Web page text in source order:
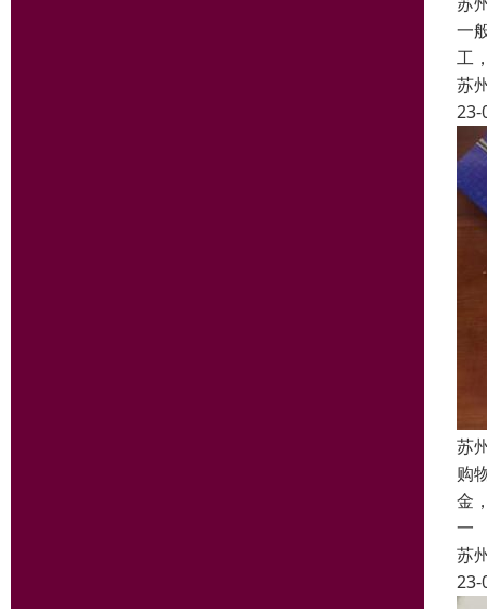
一
工
苏
23-
苏
购
金
一
苏
23-